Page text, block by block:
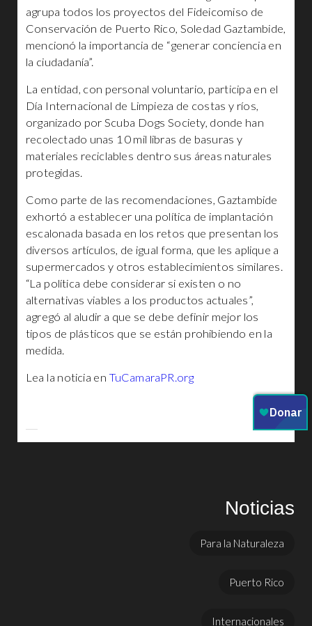
agrupa todos los proyectos del Fideicomiso de
Conservación de Puerto Rico, Soledad Gaztambide,
mencionó la importancia de “generar conciencia en
la ciudadanía”.
La entidad, con personal voluntario, participa en el
Día Internacional de Limpieza de costas y ríos,
organizado por Scuba Dogs Society, donde han
recolectado unas 10 mil libras de basuras y
materiales reciclables dentro sus áreas naturales
protegidas.
Como parte de las recomendaciones, Gaztambide
exhortó a establecer una política de implantación
escalonada basada en los retos que presentan los
diversos artículos, de igual forma, que les aplique a
supermercados y otros establecimientos similares.
“La política debe considerar si existen o no
alternativas viables a los productos actuales”,
agregó al aludir a que se debe definir mejor los
tipos de plásticos que se están prohibiendo en la
medida.
Lea la noticia en TuCamaraPR.org
Noticias
Para la Naturaleza
Puerto Rico
Internacionales